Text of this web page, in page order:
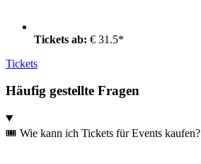
Tickets ab: € 31.5*
Tickets
Häufig gestellte Fragen
🎟️ Wie kann ich Tickets für Events kaufen?